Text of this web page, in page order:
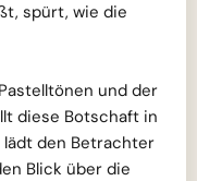
spürt, wie die
und der
diese Botschaft in
lädt den Betrachter
Blick über die